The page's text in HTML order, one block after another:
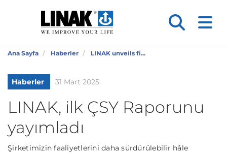
Ana Sayfa Haberler LINAK unveils fi...
Haberler 31 Mart 2025
LINAK, ilk ÇSY Raporunu
yayımladı
Şirketimizin faaliyetlerini daha sürdürülebilir hâle